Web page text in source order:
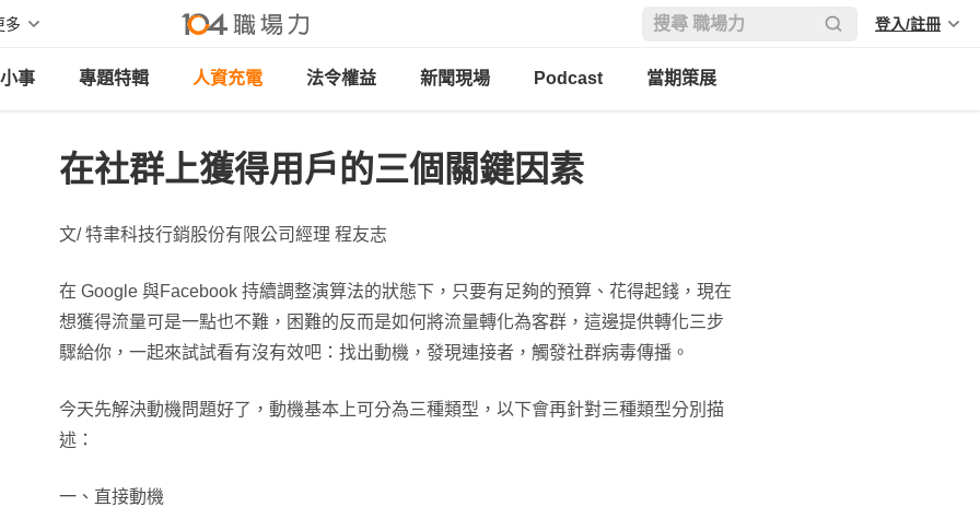
多 登入/註冊
事 專題特輯 人資充電 法令權益 新聞現場 Podcast 當期策展
在社群上獲得用戶的三個關鍵因素
文/ 特聿科技行銷股份有限公司經理 程友志
在 Google 與Facebook 持續調整演算法的狀態下，只要有足夠的預算、花得起錢，現在
想獲得流量可是一點也不難，困難的反而是如何將流量轉化為客群，這邊提供轉化三步
驟給你，一起來試試看有沒有效吧：找出動機，發現連接者，觸發社群病毒傳播。
今天先解決動機問題好了，動機基本上可分為三種類型，以下會再針對三種類型分別描
述：
一、直接動機